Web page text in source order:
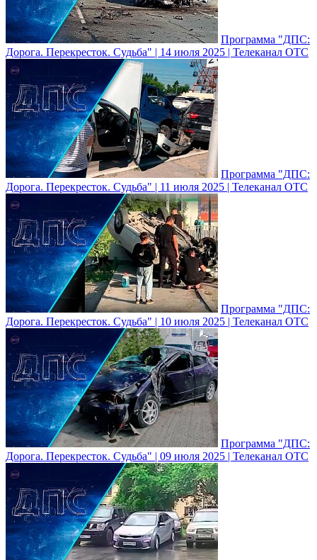
Программа "ДПС:
Дорога. Перекресток. Судьба" | 14 июля 2025 | Телеканал ОТС
Программа "ДПС:
Дорога. Перекресток. Судьба" | 11 июля 2025 | Телеканал ОТС
Программа "ДПС:
Дорога. Перекресток. Судьба" | 10 июля 2025 | Телеканал ОТС
Программа "ДПС:
Дорога. Перекресток. Судьба" | 09 июля 2025 | Телеканал ОТС